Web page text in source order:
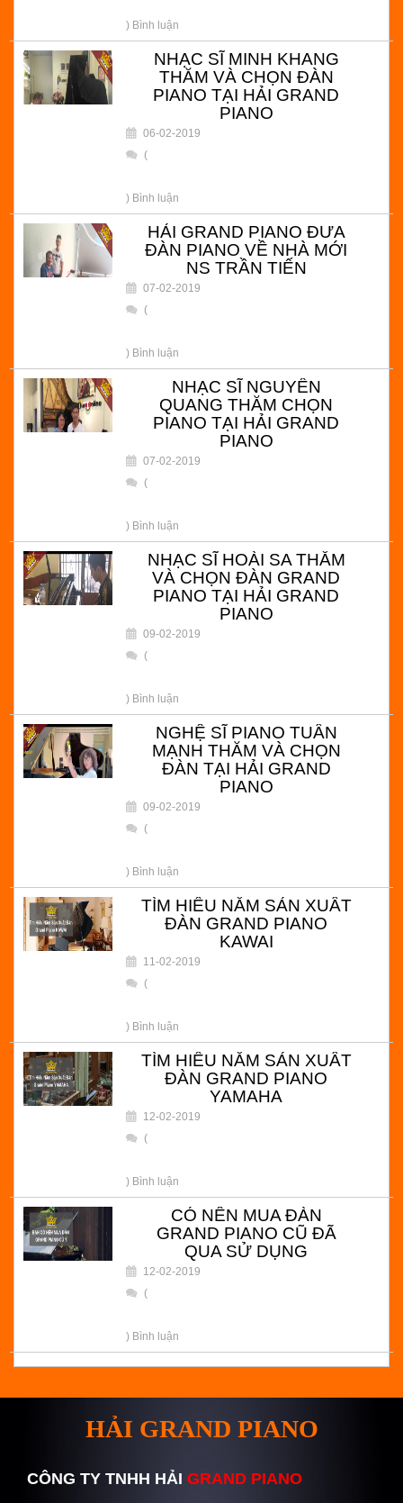
) Bình luận
NHẠC SĨ MINH KHANG
THĂM VÀ CHỌN ĐÀN
PIANO TẠI HẢI GRAND
PIANO
06-02-2019
(
) Bình luận
HẢI GRAND PIANO ĐƯA
ĐÀN PIANO VỀ NHÀ MỚI
NS TRẦN TIẾN
07-02-2019
(
) Bình luận
NHẠC SĨ NGUYẾN
QUANG THĂM CHỌN
PIANO TẠI HẢI GRAND
PIANO
07-02-2019
(
) Bình luận
NHẠC SĨ HOÀI SA THĂM
VÀ CHỌN ĐÀN GRAND
PIANO TẠI HẢI GRAND
PIANO
09-02-2019
(
) Bình luận
NGHỆ SĨ PIANO TUẤN
MẠNH THĂM VÀ CHỌN
ĐÀN TẠI HẢI GRAND
PIANO
09-02-2019
(
) Bình luận
TÌM HIỂU NĂM SẢN XUẤT
ĐÀN GRAND PIANO
KAWAI
11-02-2019
(
) Bình luận
TÌM HIỂU NĂM SẢN XUẤT
ĐÀN GRAND PIANO
YAMAHA
12-02-2019
(
) Bình luận
CÓ NÊN MUA ĐÀN
GRAND PIANO CŨ ĐÃ
QUA SỬ DỤNG
12-02-2019
(
) Bình luận
HẢI GRAND PIANO
CÔNG TY TNHH HẢI GRAND PIANO